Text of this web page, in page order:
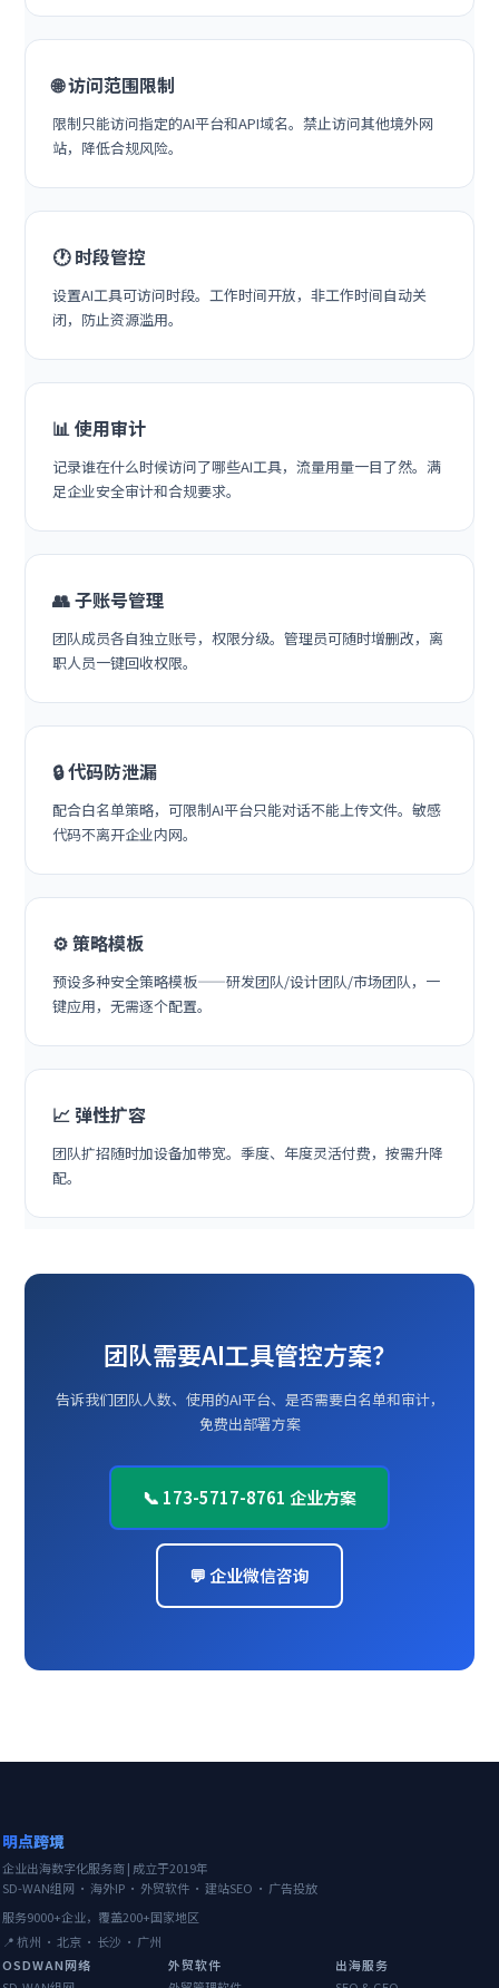
🌐 访问范围限制
限制只能访问指定的AI平台和API域名。禁止访问其他境外网
站，降低合规风险。
🕐 时段管控
设置AI工具可访问时段。工作时间开放，非工作时间自动关
闭，防止资源滥用。
📊 使用审计
记录谁在什么时候访问了哪些AI工具，流量用量一目了然。满
足企业安全审计和合规要求。
👥 子账号管理
团队成员各自独立账号，权限分级。管理员可随时增删改，离
职人员一键回收权限。
🔒 代码防泄漏
配合白名单策略，可限制AI平台只能对话不能上传文件。敏感
代码不离开企业内网。
⚙️ 策略模板
预设多种安全策略模板——研发团队/设计团队/市场团队，一
键应用，无需逐个配置。
📈 弹性扩容
团队扩招随时加设备加带宽。季度、年度灵活付费，按需升降
配。
团队需要AI工具管控方案？
告诉我们团队人数、使用的AI平台、是否需要白名单和审计，
免费出部署方案
📞 173-5717-8761 企业方案
💬 企业微信咨询
明点跨境
企业出海数字化服务商 | 成立于2019年
SD-WAN组网 · 海外IP · 外贸软件 · 建站SEO · 广告投放
服务9000+企业，覆盖200+国家地区
📍 杭州 · 北京 · 长沙 · 广州
OSDWAN网络
外贸软件
出海服务